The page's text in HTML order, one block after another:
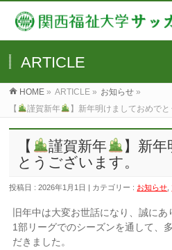
ARTICLE
HOME » ARTICLE » お知らせ »
【
謹賀新年 】新年明けましておめでと
【 謹賀新年
】新
とうございます。
投稿日 : 2026年1月1日 | カテゴリー : お知らせ ,
旧年中は大変お世話になり、誠にあ
1部リーグでのシーズンを通して、
だきました。